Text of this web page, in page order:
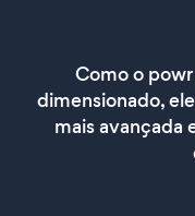
Como o
dimensionado,
mais avançada